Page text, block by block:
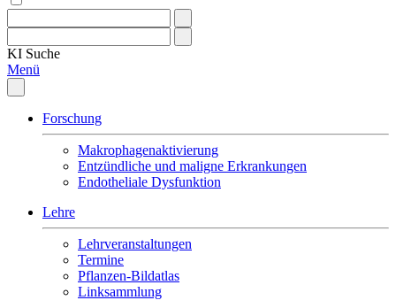
KI Suche
Menü
Forschung
Makrophagenaktivierung
Entzündliche und maligne Erkrankungen
Endotheliale Dysfunktion
Lehre
Lehrveranstaltungen
Termine
Pflanzen-Bildatlas
Linksammlung